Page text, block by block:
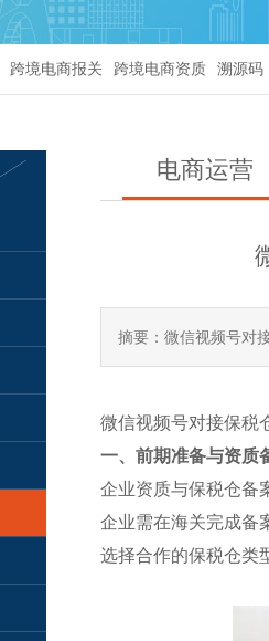
跨境电商报关 跨境电商资质 溯源码
电商运营
摘要：微信视频号对
微信视频号对接保税
一、前期准备与资质
企业资质与保税仓备
企业需在海关完成备
选择合作的保税仓类